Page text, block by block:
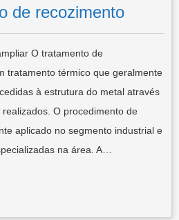
de recozimento
O tratamento de
tratamento térmico que geralmente
à estrutura do metal através
O procedimento de
aplicado no segmento industrial e
na área. A…